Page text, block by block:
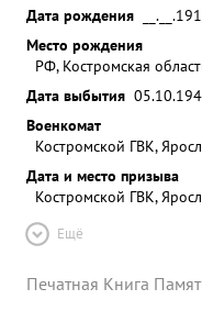
Дата рождения
Место рождения
РФ, Костромская
Дата выбытия
Военкомат
Костромской ГВК,
Дата и место призыва
Костромской ГВК,
Ещё
Печатная Книга